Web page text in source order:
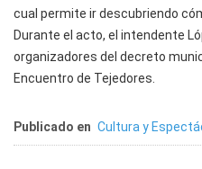
cual permite ir descubriendo
Durante el acto, el intendente
organizadores del decreto
Encuentro de Tejedores.
Publicado en Cultura y